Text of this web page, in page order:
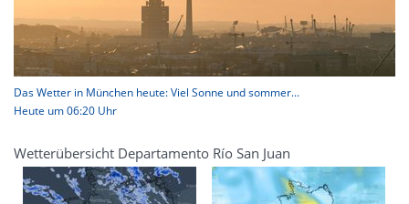
Das Wetter in München heute: Viel Sonne und sommer...
Heute um 06:20 Uhr
Wetterübersicht Departamento Río San Juan